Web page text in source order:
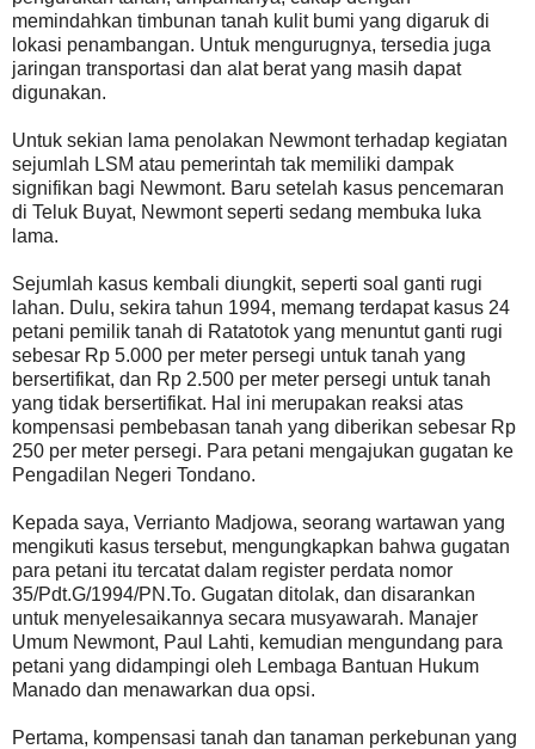
memindahkan timbunan tanah kulit bumi yang digaruk di
lokasi penambangan. Untuk mengurugnya, tersedia juga
jaringan transportasi dan alat berat yang masih dapat
digunakan.
Untuk sekian lama penolakan Newmont terhadap kegiatan
sejumlah LSM atau pemerintah tak memiliki dampak
signifikan bagi Newmont. Baru setelah kasus pencemaran
di Teluk Buyat, Newmont seperti sedang membuka luka
lama.
Sejumlah kasus kembali diungkit, seperti soal ganti rugi
lahan. Dulu, sekira tahun 1994, memang terdapat kasus 24
petani pemilik tanah di Ratatotok yang menuntut ganti rugi
sebesar Rp 5.000 per meter persegi untuk tanah yang
bersertifikat, dan Rp 2.500 per meter persegi untuk tanah
yang tidak bersertifikat. Hal ini merupakan reaksi atas
kompensasi pembebasan tanah yang diberikan sebesar Rp
250 per meter persegi. Para petani mengajukan gugatan ke
Pengadilan Negeri Tondano.
Kepada saya, Verrianto Madjowa, seorang wartawan yang
mengikuti kasus tersebut, mengungkapkan bahwa gugatan
para petani itu tercatat dalam register perdata nomor
35/Pdt.G/1994/PN.To. Gugatan ditolak, dan disarankan
untuk menyelesaikannya secara musyawarah. Manajer
Umum Newmont, Paul Lahti, kemudian mengundang para
petani yang didampingi oleh Lembaga Bantuan Hukum
Manado dan menawarkan dua opsi.
Pertama, kompensasi tanah dan tanaman perkebunan yang